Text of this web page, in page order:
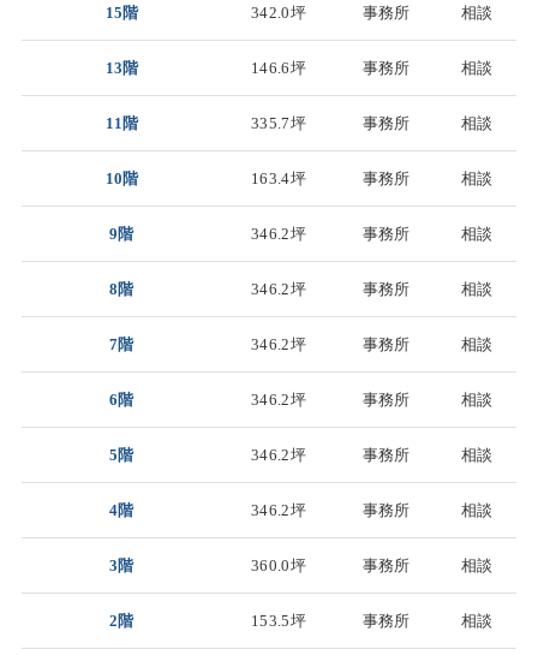
15階 342.0坪 事務所 相談
13階 146.6坪 事務所 相談
11階 335.7坪 事務所 相談
10階 163.4坪 事務所 相談
9階 346.2坪 事務所 相談
8階 346.2坪 事務所 相談
7階 346.2坪 事務所 相談
6階 346.2坪 事務所 相談
5階 346.2坪 事務所 相談
4階 346.2坪 事務所 相談
3階 360.0坪 事務所 相談
2階 153.5坪 事務所 相談